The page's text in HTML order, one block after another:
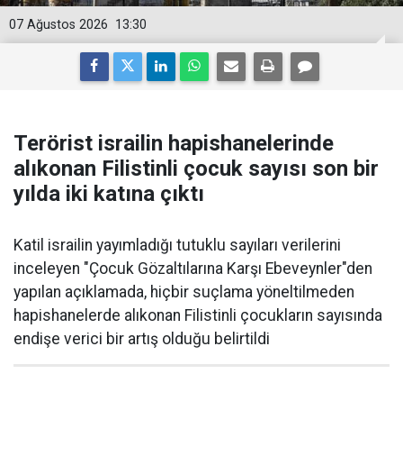
13:30
07 Ağustos 2026
Terörist israilin hapishanelerinde
alıkonan Filistinli çocuk sayısı son bir
yılda iki katına çıktı
Katil israilin yayımladığı tutuklu sayıları verilerini
inceleyen "Çocuk Gözaltılarına Karşı Ebeveynler"den
yapılan açıklamada, hiçbir suçlama yöneltilmeden
hapishanelerde alıkonan Filistinli çocukların sayısında
endişe verici bir artış olduğu belirtildi